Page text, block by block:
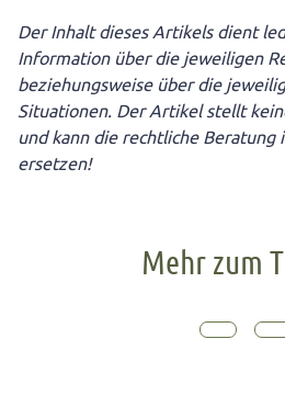
Der Inhalt dieses Artikels dient
Information über die jeweiligen
beziehungsweise über die
Situationen. Der Artikel stellt
und kann die rechtliche Beratung
ersetzen!
Mehr zum